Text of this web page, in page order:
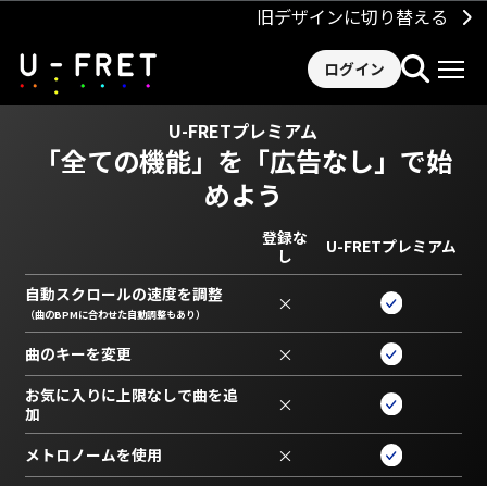
旧デザインに切り替える
ログイン
U-FRETプレミアム
「全ての機能」を 「広告なし」で始
めよう
登録な
し
U-FRETプレミアム
自動スクロールの速度を調整
（曲のBPMに合わせた自動調整もあり） ×
曲のキーを変更 ×
お気に入りに上限なしで曲を追
加
×
メトロノームを使用 ×